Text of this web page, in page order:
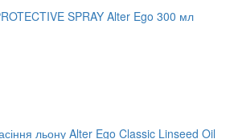
SPRAY Alter Ego 300 мл